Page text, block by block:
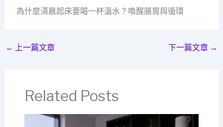
為什麼清晨起床要喝一杯溫水？喚醒腸胃與循環
← 上一篇文章 下一篇文章 →
Related Posts